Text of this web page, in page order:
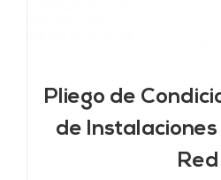
Pliego de
de
Red